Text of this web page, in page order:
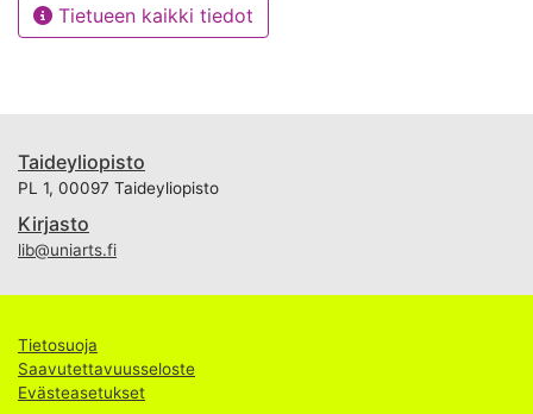
Tietueen kaikki tiedot
Taideyliopisto
PL 1, 00097 Taideyliopisto
Kirjasto
lib@uniarts.fi
Tietosuoja
Saavutettavuusseloste
Evästeasetukset